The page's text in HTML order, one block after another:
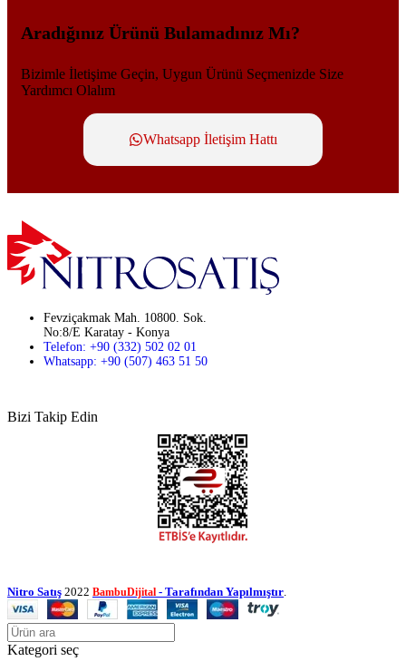
Aradığınız Ürünü Bulamadınız Mı?
Bizimle İletişime Geçin, Uygun Ürünü Seçmenizde Size
Yardımcı Olalım
Whatsapp İletişim Hattı
Fevziçakmak Mah. 10800. Sok.
No:8/E Karatay - Konya
Telefon: +90 (332) 502 02 01
Whatsapp: +90 (507) 463 51 50
Bizi Takip Edin
Nitro Satış 2022 BambuDijital - Tarafından Yapılmıştır
Kategori seç